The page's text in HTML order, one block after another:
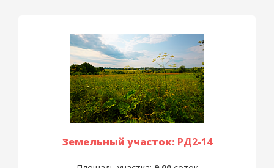
Земельный участок: РД2-14